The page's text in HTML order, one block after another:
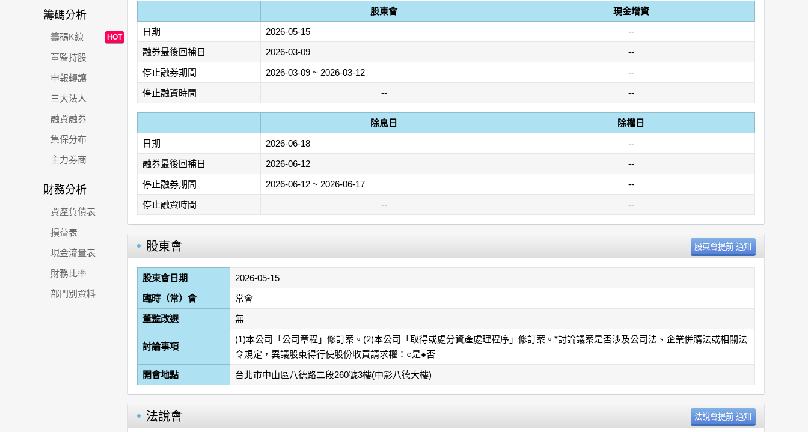
籌碼分析
籌碼K線 HOT
董監持股
申報轉讓
三大法人
融資融券
集保分布
主力券商
財務分析
資產負債表
損益表
現金流量表
財務比率
部門別資料
股東會
現金增資
日期
2026-05-15
--
融券最後回補日
2026-03-09
--
停止融券期間
2026-03-09 ~ 2026-03-12
--
停止融資時間
-- --
除息日
除權日
日期
2026-06-18
--
融券最後回補日
2026-06-12
--
停止融券期間
2026-06-12 ~ 2026-06-17
--
停止融資時間
-- --
股東會
股東會日期
2026-05-15
臨時（常）會
常會
董監改選
無
討論事項
(1)本公司「公司章程」修訂案。(2)本公司「取得或處分資產處理程序」修訂案。*討論議案是否涉及公司法、企業併購法或相關法
令規定，異議股東得行使股份收買請求權：○是●否
開會地點
台北市中山區八德路二段260號3樓(中影八德大樓)
法說會